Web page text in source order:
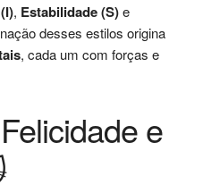
, Estabilidade (S)e
desses estilos origina
, cada um com forças e
e